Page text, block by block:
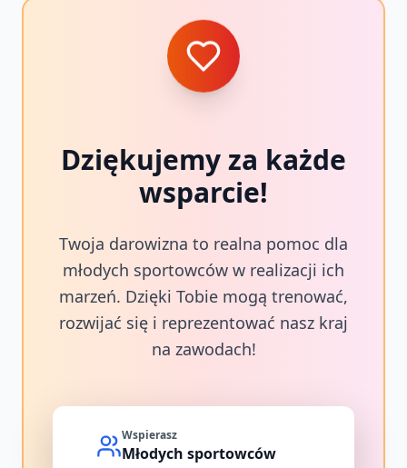
Dziękujemy za każde
wsparcie!
Twoja darowizna to realna pomoc dla
młodych sportowców w realizacji ich
marzeń. Dzięki Tobie mogą trenować,
rozwijać się i reprezentować nasz kraj
na zawodach!
Wspierasz
Młodych sportowców